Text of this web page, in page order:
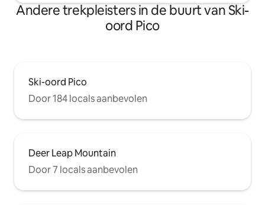
Andere trekpleisters in de buurt van Ski-
oord Pico
Ski-oord Pico
Door 184 locals aanbevolen
Deer Leap Mountain
Door 7 locals aanbevolen